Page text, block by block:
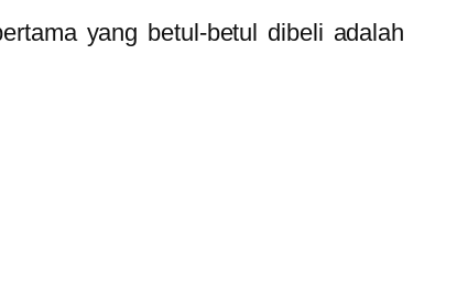
yang betul-betul dibeli adalah